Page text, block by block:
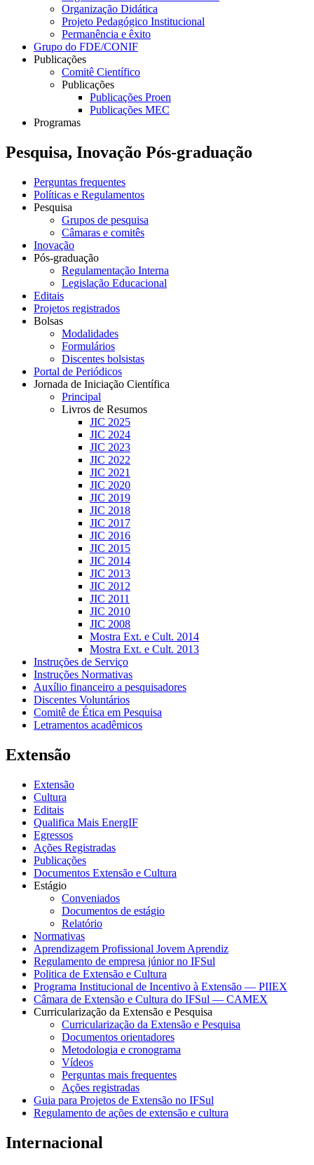
Organização Didática
Projeto Pedagógico Institucional
Permanência e êxito
Grupo do FDE/CONIF
Publicações
Comitê Científico
Publicações
Publicações Proen
Publicações MEC
Programas
Pesquisa, Inovação Pós-graduação
Perguntas frequentes
Políticas e Regulamentos
Pesquisa
Grupos de pesquisa
Câmaras e comitês
Inovação
Pós-graduação
Regulamentação Interna
Legislação Educacional
Editais
Projetos registrados
Bolsas
Modalidades
Formulários
Discentes bolsistas
Portal de Periódicos
Jornada de Iniciação Científica
Principal
Livros de Resumos
JIC 2025
JIC 2024
JIC 2023
JIC 2022
JIC 2021
JIC 2020
JIC 2019
JIC 2018
JIC 2017
JIC 2016
JIC 2015
JIC 2014
JIC 2013
JIC 2012
JIC 2011
JIC 2010
JIC 2008
Mostra Ext. e Cult. 2014
Mostra Ext. e Cult. 2013
Instruções de Serviço
Instruções Normativas
Auxílio financeiro a pesquisadores
Discentes Voluntários
Comitê de Ética em Pesquisa
Letramentos acadêmicos
Extensão
Extensão
Cultura
Editais
Qualifica Mais EnergIF
Egressos
Ações Registradas
Publicações
Documentos Extensão e Cultura
Estágio
Conveniados
Documentos de estágio
Relatório
Normativas
Aprendizagem Profissional Jovem Aprendiz
Regulamento de empresa júnior no IFSul
Politica de Extensão e Cultura
Programa Institucional de Incentivo à Extensão — PIIEX
Câmara de Extensão e Cultura do IFSul — CAMEX
Curricularização da Extensão e Pesquisa
Curricularização da Extensão e Pesquisa
Documentos orientadores
Metodologia e cronograma
Vídeos
Perguntas mais frequentes
Ações registradas
Guia para Projetos de Extensão no IFSul
Regulamento de ações de extensão e cultura
Internacional